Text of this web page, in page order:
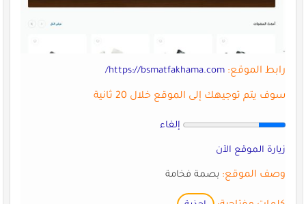
رابط الموقع: https://bsmatfakhama.com/
سوف يتم توجيهك إلى الموقع خلال 20 ثانية
إلغاء
زيارة الموقع الآن
وصف الموقع:بصمة فخامة